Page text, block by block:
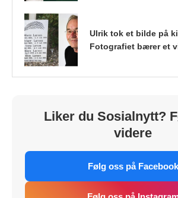
Ulrik tok et bilde på
Fotografiet bærer et
Liker du Sosialnytt?
videre
Følg oss på Facebook